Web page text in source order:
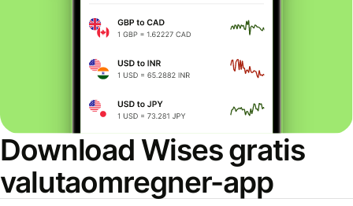
Download Wises gratis
valutaomregner-app